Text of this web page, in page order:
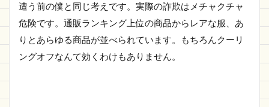
遭う前の僕と同じ考えです。実際の詐欺はメチャクチャ
危険です。通販ランキング上位の商品からレアな服、あ
りとあらゆる商品が並べられています。もちろんクーリ
ングオフなんて効くわけもありません。